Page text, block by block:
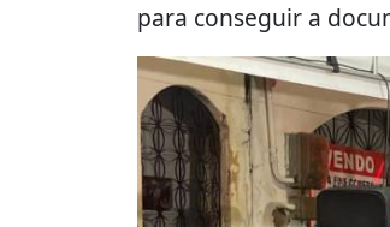
para conseguir a